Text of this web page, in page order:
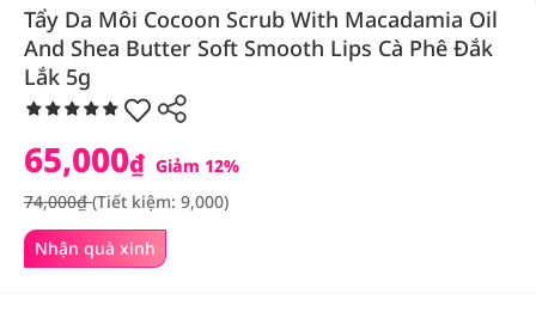
Tẩy Da Môi Cocoon Scrub With Macadamia Oil
And Shea Butter Soft Smooth Lips Cà Phê Đắk
Lắk 5g
Nhận quà xinh
65,000₫ Giảm 12%
74,000₫(Tiết kiệm: 9,000)